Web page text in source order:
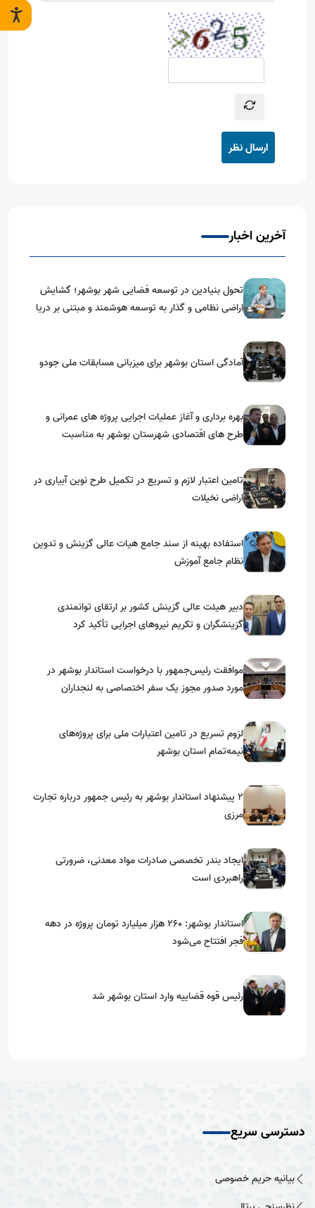
ارسال نظر
آخرین اخبار
تحول بنیادین در توسعه فضایی شهر بوشهر؛ گشایش
اراضی نظامی و گذار به توسعه هوشمند و مبتنی بر دریا
آمادگی استان بوشهر برای میزبانی مسابقات ملی جودو
بهره برداری و آغاز عملیات اجرایی پروژه های عمرانی و
طرح های اقتصادی شهرستان بوشهر به مناسبت
تامین اعتبار لازم و تسریع در تکمیل طرح نوین آبیاری در
اراضی نخیلات
استفاده بهینه از سند جامع هیات عالی گزینش و‌ تدوین
نظام جامع آموزش
دبیر هیئت عالی گزینش کشور بر ارتقای توانمندی
گزینشگران و تکریم نیروهای اجرایی تأکید کرد
موافقت رئیس‌جمهور با درخواست استاندار بوشهر در
مورد صدور مجوز یک سفر اختصاصی به لنجداران
لزوم تسریع در تامین اعتبارات ملی برای پروژه‌های
نیمه‌تمام استان بوشهر
۲ پیشنهاد استاندار بوشهر به رئیس جمهور درباره تجارت
مرزی
ایجاد بندر تخصصی صادرات مواد معدنی، ضرورتی
راهبردی است
استاندار بوشهر: ۲۶۰ هزار میلیارد تومان پروژه در دهه
فجر افتتاح می‌شود
رئیس قوه قضاییه وارد استان بوشهر شد
دسترسی سریع
بیانیه حریم خصوصی